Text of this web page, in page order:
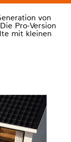
von
Pro-Version
mit kleinen